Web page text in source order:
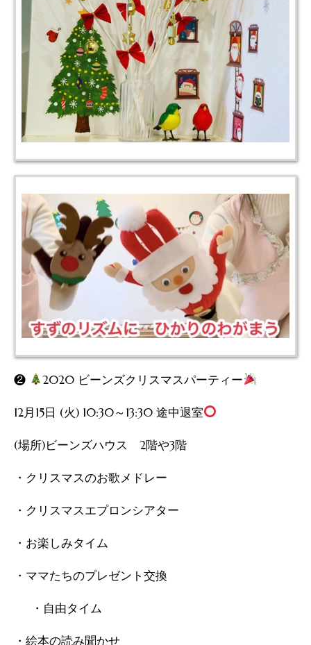
❷ 2020 ビーンズクリスマスパーティー
12月15日 (火) 10:30～13:30 途中退室
(場所)ビーンズハウス 2階や3階
・クリスマスのお歌メドレー
・クリスマスエプロンシアター
・お楽しみタイム
・ママたちのプレゼント交換
・自由タイム
・絵本の読み聞かせ